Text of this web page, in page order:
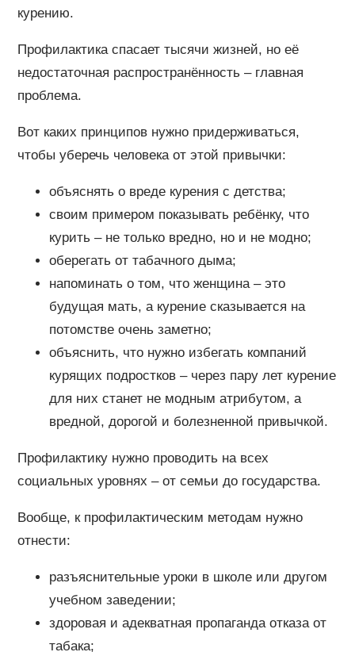
курению.
Профилактика спасает тысячи жизней, но её
недостаточная распространённость – главная
проблема.
Вот каких принципов нужно придерживаться,
чтобы уберечь человека от этой привычки:
объяснять о вреде курения с детства;
своим примером показывать ребёнку, что
курить – не только вредно, но и не модно;
оберегать от табачного дыма;
напоминать о том, что женщина – это
будущая мать, а курение сказывается на
потомстве очень заметно;
объяснить, что нужно избегать компаний
курящих подростков – через пару лет курение
для них станет не модным атрибутом, а
вредной, дорогой и болезненной привычкой.
Профилактику нужно проводить на всех
социальных уровнях – от семьи до государства.
Вообще, к профилактическим методам нужно
отнести:
разъяснительные уроки в школе или другом
учебном заведении;
здоровая и адекватная пропаганда отказа от
табака;